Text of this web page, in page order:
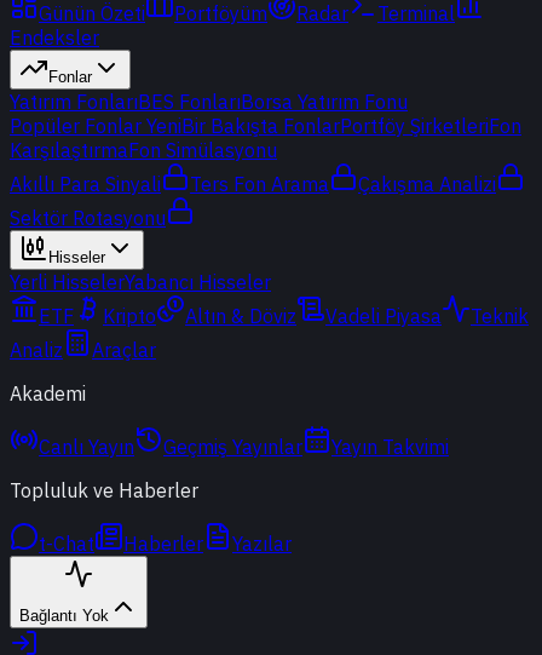
Günün Özeti Portföyüm Radar
Terminal
Endeksler
Fonlar
Yatırım FonlarıBES FonlarıBorsa Yatırım Fonu
Popüler Fonlar YeniBir Bakışta FonlarPortföy ŞirketleriFon
KarşılaştırmaFon Simülasyonu
Akıllı Para Sinyali
Ters Fon Arama
Çakışma Analizi
Sektör Rotasyonu
Hisseler
Yerli HisselerYabancı Hisseler
ETF
Kripto Altın & Döviz Vadeli Piyasa
Teknik
Analiz
Araçlar
Akademi
Canlı Yayın Geçmiş Yayınlar
Yayın Takvimi
Topluluk ve Haberler
t-Chat Haberler Yazılar
Bağlantı Yok